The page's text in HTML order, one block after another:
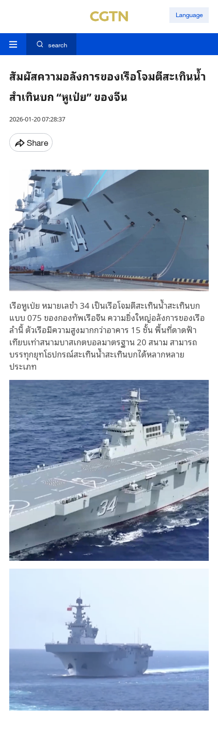
Language
search
สัมผัสความอลังการของเรือโจมตีสะเทินน้ำ
สำเทินบก “หูเป่ย” ของจีน
2026-01-20 07:28:37
Share
เรือหูเป่ย หมายเลขำ 34 เป็นเรือโจมตีสะเทินน้ำสะเทินบก
แบบ 075 ของกองทัพเรือจีน ความยิ่งใหญ่อลังการของเรือ
ลำนี้ ตัวเรือมีความสูงมากกว่าอาคาร 15 ชั้น พื้นที่ดาดฟ้า
เทียบเท่าสนามบาสเกตบอลมาตรฐาน 20 สนาม สามารถ
บรรทุกยุทโธปกรณ์สะเทินน้ำสะเทินบกได้หลากหลาย
ประเภท